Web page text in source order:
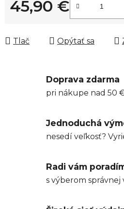
45,90 €
Jednotková cena:
Tlač Opýtať sa
Doprava zdarma
pri nákupe nad 50
Jednoduchá
nesedí veľkosť?
Radi vám
s výberom správnej